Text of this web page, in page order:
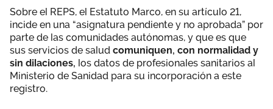
Sobre el REPS, el Estatuto Marco, en su artículo 21,
incide en una “asignatura pendiente y no aprobada” por
parte de las comunidades autónomas, y que es que
sus servicios de salud comuniquen, con normalidad y
sin dilaciones, los datos de profesionales sanitarios al
Ministerio de Sanidad para su incorporación a este
registro.